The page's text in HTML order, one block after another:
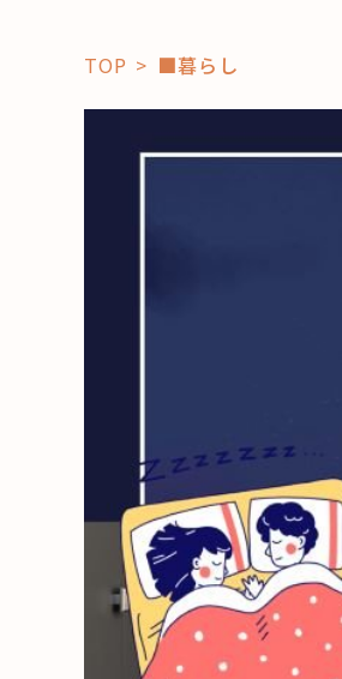
「場」
HAREL
「モノ」
TOP ■暮らし